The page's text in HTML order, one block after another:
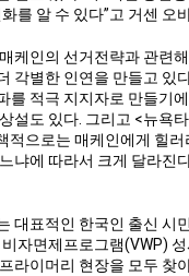
를 알 수 있다”고 거센 오
케인의 선거전략과 관련
각별한 인연을 만들고 있
를 적극 지지자로 만들기
설도 있다. 그리고 <뉴욕
적으로는 매케인에게 힐
냐에 따라서 크게 달라진
대표적인 한국인 출신 시
비자면제프로그램(VWP)
라이머리 현장을 모두 찾